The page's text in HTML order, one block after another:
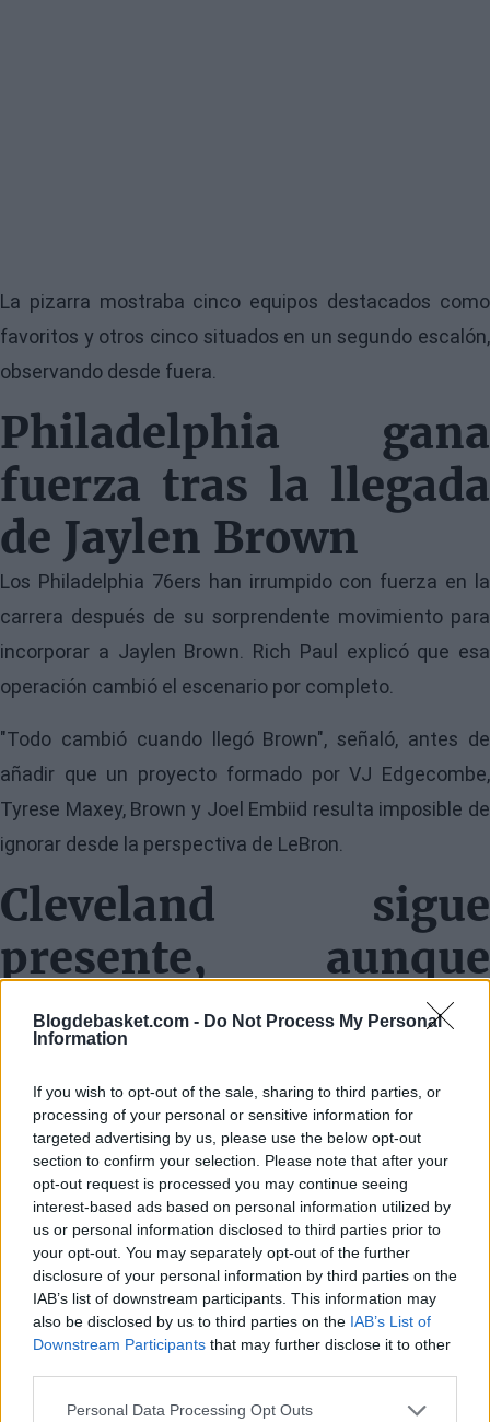
Blogdebasket.com - Do Not Process My Personal
Information
If you wish to opt-out of the sale, sharing to third parties, or
processing of your personal or sensitive information for
targeted advertising by us, please use the below opt-out
section to confirm your selection. Please note that after your
opt-out request is processed you may continue seeing
interest-based ads based on personal information utilized by
us or personal information disclosed to third parties prior to
your opt-out. You may separately opt-out of the further
disclosure of your personal information by third parties on the
IAB’s list of downstream participants. This information may
also be disclosed by us to third parties on the IAB’s List of
Downstream Participants that may further disclose it to other
Personal Data Processing Opt Outs
La pizarra mostraba cinco equipos destacados como
favoritos y otros cinco situados en un segundo escalón,
observando desde fuera.
Philadelphia gana
fuerza tras la llegada
de Jaylen Brown
Los Philadelphia 76ers han irrumpido con fuerza en la
carrera después de su sorprendente movimiento para
incorporar a Jaylen Brown. Rich Paul explicó que esa
operación cambió el escenario por completo.
"Todo cambió cuando llegó Brown", señaló, antes de
añadir que un proyecto formado por VJ Edgecombe,
Tyrese Maxey, Brown y Joel Embiid resulta imposible de
ignorar desde la perspectiva de LeBron.
Cleveland sigue
presente, aunque
pierde impulso
Los Cleveland Cavaliers, primer equipo de James y
franquicia en la que disputó dos etapas diferentes,
continúan apareciendo entre las opciones importantes.
Sin embargo, Paul reconoció que la salida de Darius
Garland podría haber reducido parte de su atractivo
dentro de la carrera por hacerse con el jugador.
Image
Miami vuelve a